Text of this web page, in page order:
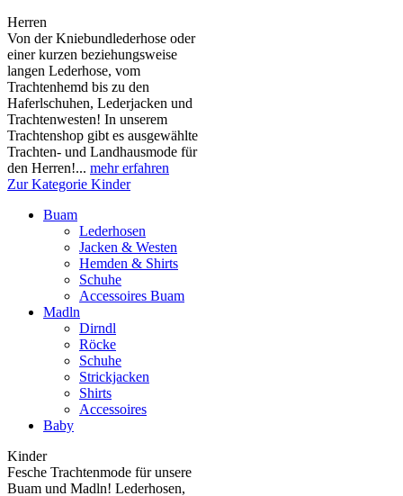
Herren
Von der Kniebundlederhose oder
einer kurzen beziehungsweise
langen Lederhose, vom
Trachtenhemd bis zu den
Haferlschuhen, Lederjacken und
Trachtenwesten! In unserem
Trachtenshop gibt es ausgewählte
Trachten- und Landhausmode für
den Herren!... mehr erfahren
Zur Kategorie Kinder
Buam
Lederhosen
Jacken & Westen
Hemden & Shirts
Schuhe
Accessoires Buam
Madln
Dirndl
Röcke
Schuhe
Strickjacken
Shirts
Accessoires
Baby
Kinder
Fesche Trachtenmode für unsere
Buam und Madln! Lederhosen,